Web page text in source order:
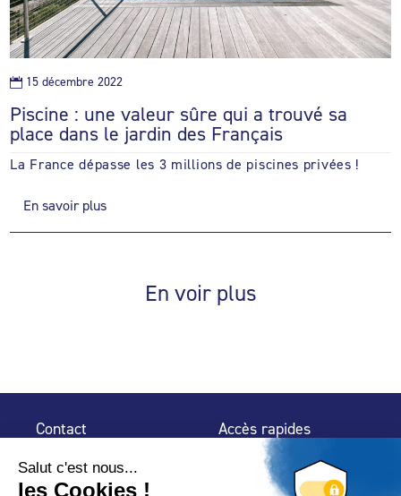
Piscine : une valeur sûre qui a trouvé sa
place dans le jardin des Français
La France dépasse les 3 millions de piscines privées !
En savoir plus
 15 décembre 2022
En voir plus
Contact
75 009 Paris
Accès rapides
Espace Presse